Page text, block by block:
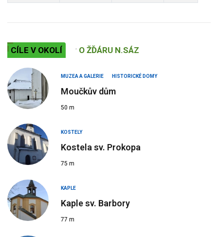
CÍLE V OKOLÍ O ŽĎÁRU N.SÁZ
MUZEA A GALERIE HISTORICKÉ DOMY
Moučkův dům
50 m
KOSTELY
Kostela sv. Prokopa
75 m
KAPLE
Kaple sv. Barbory
77 m